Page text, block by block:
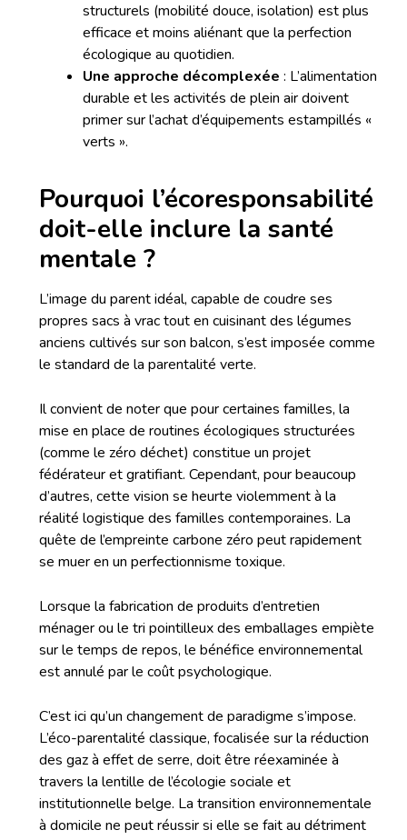
structurels (mobilité douce, isolation) est plus
efficace et moins aliénant que la perfection
écologique au quotidien.
Une approche décomplexée : L’alimentation
durable et les activités de plein air doivent
primer sur l’achat d’équipements estampillés «
verts ».
Pourquoi l’écoresponsabilité
doit-elle inclure la santé
mentale ?
L’image du parent idéal, capable de coudre ses
propres sacs à vrac tout en cuisinant des légumes
anciens cultivés sur son balcon, s’est imposée comme
le standard de la parentalité verte.
Il convient de noter que pour certaines familles, la
mise en place de routines écologiques structurées
(comme le zéro déchet) constitue un projet
fédérateur et gratifiant. Cependant, pour beaucoup
d’autres, cette vision se heurte violemment à la
réalité logistique des familles contemporaines. La
quête de l’empreinte carbone zéro peut rapidement
se muer en un perfectionnisme toxique.
Lorsque la fabrication de produits d’entretien
ménager ou le tri pointilleux des emballages empiète
sur le temps de repos, le bénéfice environnemental
est annulé par le coût psychologique.
C’est ici qu’un changement de paradigme s’impose.
L’éco-parentalité classique, focalisée sur la réduction
des gaz à effet de serre, doit être réexaminée à
travers la lentille de l’écologie sociale et
institutionnelle belge. La transition environnementale
à domicile ne peut réussir si elle se fait au détriment